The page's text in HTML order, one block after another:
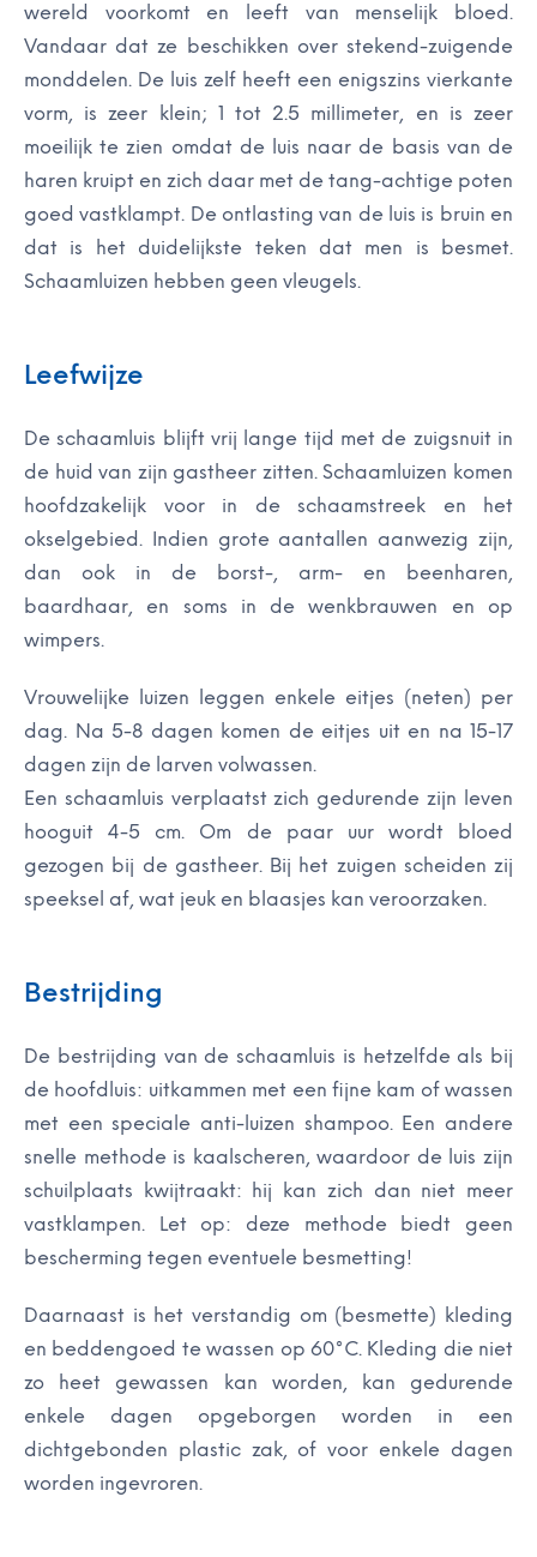
wereld voorkomt en leeft van menselijk bloed.
Vandaar dat ze beschikken over stekend-zuigende
monddelen. De luis zelf heeft een enigszins vierkante
vorm, is zeer klein; 1 tot 2.5 millimeter, en is zeer
moeilijk te zien omdat de luis naar de basis van de
haren kruipt en zich daar met de tang-achtige poten
goed vastklampt. De ontlasting van de luis is bruin en
dat is het duidelijkste teken dat men is besmet.
Schaamluizen hebben geen vleugels.
Leefwijze
De schaamluis blijft vrij lange tijd met de zuigsnuit in
de huid van zijn gastheer zitten. Schaamluizen komen
hoofdzakelijk voor in de schaamstreek en het
okselgebied. Indien grote aantallen aanwezig zijn,
dan ook in de borst-, arm- en beenharen,
baardhaar, en soms in de wenkbrauwen en op
wimpers.
Vrouwelijke luizen leggen enkele eitjes (neten) per
dag. Na 5-8 dagen komen de eitjes uit en na 15-17
dagen zijn de larven volwassen.
Een schaamluis verplaatst zich gedurende zijn leven
hooguit 4-5 cm. Om de paar uur wordt bloed
gezogen bij de gastheer. Bij het zuigen scheiden zij
speeksel af, wat jeuk en blaasjes kan veroorzaken.
Bestrijding
De bestrijding van de schaamluis is hetzelfde als bij
de hoofdluis: uitkammen met een fijne kam of wassen
met een speciale anti-luizen shampoo. Een andere
snelle methode is kaalscheren, waardoor de luis zijn
schuilplaats kwijtraakt: hij kan zich dan niet meer
vastklampen. Let op: deze methode biedt geen
bescherming tegen eventuele besmetting!
Daarnaast is het verstandig om (besmette) kleding
en beddengoed te wassen op 60°C. Kleding die niet
zo heet gewassen kan worden, kan gedurende
enkele dagen opgeborgen worden in een
dichtgebonden plastic zak, of voor enkele dagen
worden ingevroren.